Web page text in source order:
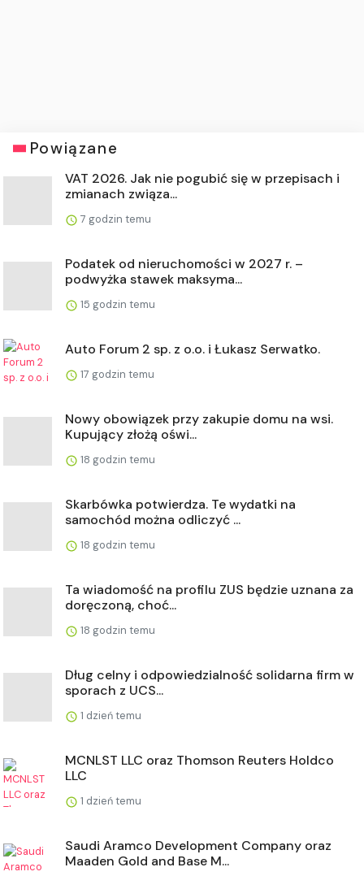
Powiązane
VAT 2026. Jak nie pogubić się w przepisach i
zmianach związa...
7 godzin temu
Podatek od nieruchomości w 2027 r. –
podwyżka stawek maksyma...
15 godzin temu
Auto Forum 2 sp. z o.o. i Łukasz Serwatko.
17 godzin temu
Nowy obowiązek przy zakupie domu na wsi.
Kupujący złożą oświ...
18 godzin temu
Skarbówka potwierdza. Te wydatki na
samochód można odliczyć ...
18 godzin temu
Ta wiadomość na profilu ZUS będzie uznana za
doręczoną, choć...
18 godzin temu
Dług celny i odpowiedzialność solidarna firm w
sporach z UCS...
1 dzień temu
MCNLST LLC oraz Thomson Reuters Holdco
LLC
1 dzień temu
Saudi Aramco Development Company oraz
Maaden Gold and Base M...